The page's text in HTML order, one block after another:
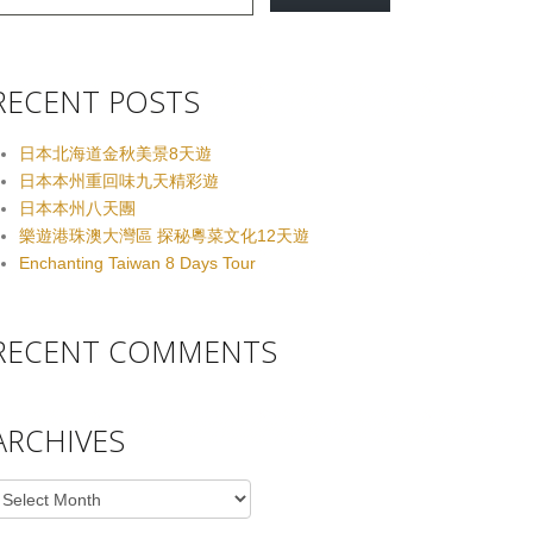
POSTS
日本北海道金秋美景8天遊
日本本州重回味九天精彩遊
日本本州八天團
樂遊港珠澳大灣區 探秘粵菜文化12天遊
Enchanting Taiwan 8 Days Tour
COMMENTS